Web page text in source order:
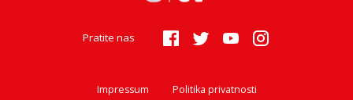
Pratite nas
Impressum Politika privatnosti